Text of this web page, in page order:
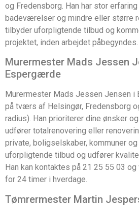
og Fredensborg. Han har stor
badeværelser og mindre eller større
tilbyder uforpligtende tilbud og
projektet, inden arbejdet påbegyndes.
Murermester Mads Jessen
Espergærde
Murermester Mads Jessen Jensen i
på tværs af Helsingør, Fredensborg
radius). Han prioriterer dine ønsker
udfører totalrenovering eller
private, boligselskaber, kommuner
uforpligtende tilbud og udfører
Han kan kontaktes på 21 25 55 03
for 24 timer i hverdage.
Tømrermester Martin